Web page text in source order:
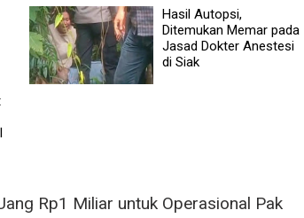
Hasil Autopsi,
Ditemukan Memar pada
Jasad Dokter Anestesi
di Siak
Rp1 Miliar untuk Operasional Pak